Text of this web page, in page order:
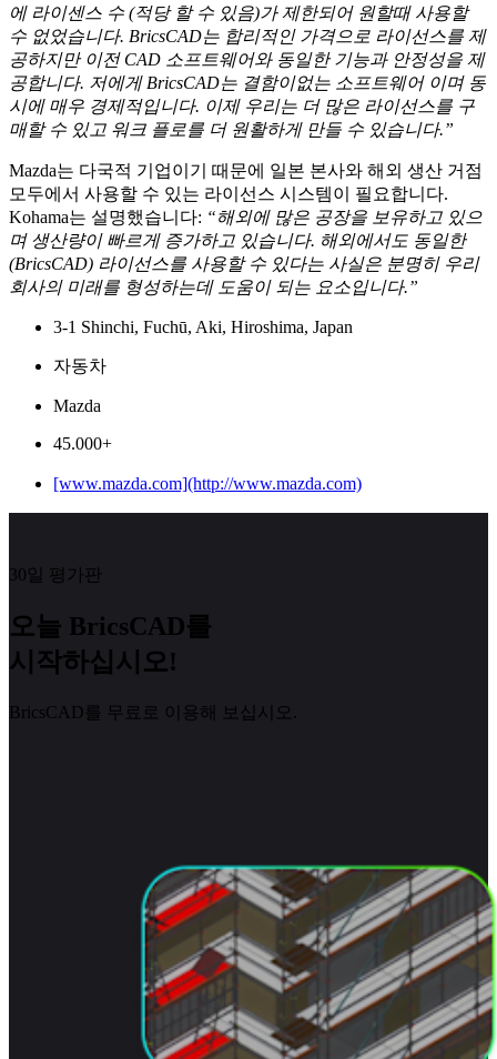
에 라이센스 수 (적당 할 수 있음)가 제한되어 원할때 사용할
수 없었습니다. BricsCAD는 합리적인 가격으로 라이선스를 제
공하지만 이전 CAD 소프트웨어와 동일한 기능과 안정성을 제
공합니다. 저에게 BricsCAD는 결함이없는 소프트웨어 이며 동
시에 매우 경제적입니다. 이제 우리는 더 많은 라이선스를 구
매할 수 있고 워크 플로를 더 원활하게 만들 수 있습니다.”
Mazda는 다국적 기업이기 때문에 일본 본사와 해외 생산 거점
모두에서 사용할 수 있는 라이선스 시스템이 필요합니다.
Kohama는 설명했습니다: “해외에 많은 공장을 보유하고 있으
며 생산량이 빠르게 증가하고 있습니다. 해외에서도 동일한
(BricsCAD) 라이선스를 사용할 수 있다는 사실은 분명히 우리
회사의 미래를 형성하는데 도움이 되는 요소입니다.”
3-1 Shinchi, Fuchū, Aki, Hiroshima, Japan
자동차
Mazda
45.000+
[www.mazda.com](http://www.mazda.com)
30일 평가판
오늘 BricsCAD를
시작하십시오!
BricsCAD를 무료로 이용해 보십시오.